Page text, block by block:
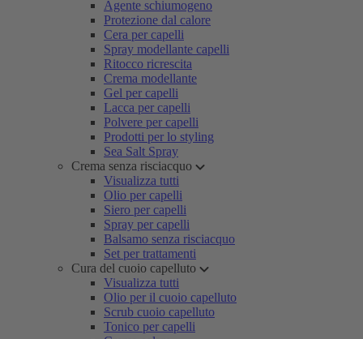
Agente schiumogeno
Protezione dal calore
Cera per capelli
Spray modellante capelli
Ritocco ricrescita
Crema modellante
Gel per capelli
Lacca per capelli
Polvere per capelli
Prodotti per lo styling
Sea Salt Spray
Crema senza risciacquo
Visualizza tutti
Olio per capelli
Siero per capelli
Spray per capelli
Balsamo senza risciacquo
Set per trattamenti
Cura del cuoio capelluto
Visualizza tutti
Olio per il cuoio capelluto
Scrub cuoio capelluto
Tonico per capelli